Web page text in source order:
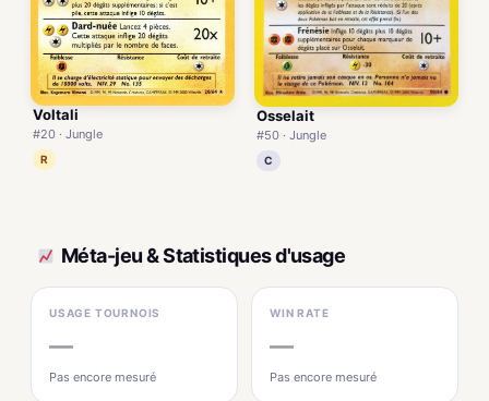
Voltali
#20 · Jungle
R
Osselait
#50 · Jungle
C
Méta-jeu & Statistiques d'usage
USAGE TOURNOIS
—
Pas encore mesuré
WIN RATE
—
Pas encore mesuré